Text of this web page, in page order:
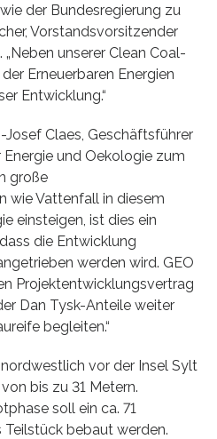
der Bundesregierung zu
Vorstandsvorsitzender
unserer Clean Coal-
Erneuerbaren Energien
Entwicklung.“
Josef Claes, Geschäftsführer
und Oekologie zum
große
wie Vattenfall in diesem
einsteigen, ist dies ein
die Entwicklung
werden wird. GEO
Projektentwicklungsvertrag
Dan Tysk-Anteile weiter
begleiten.“
vor der Insel Sylt
bis zu 31 Metern.
soll ein ca. 71
bebaut werden.